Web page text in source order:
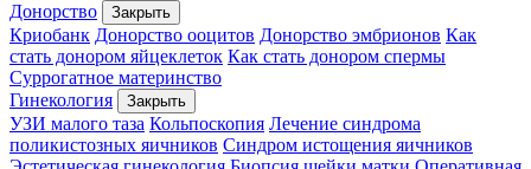
Донорство
Закрыть
Криобанк Донорство ооцитов Донорство эмбрионов Как
стать донором яйцеклеток Как стать донором спермы
Суррогатное материнство
Гинекология
Закрыть
УЗИ малого таза Кольпоскопия Лечение синдрома
поликистозных яичников Синдром истощения яичников